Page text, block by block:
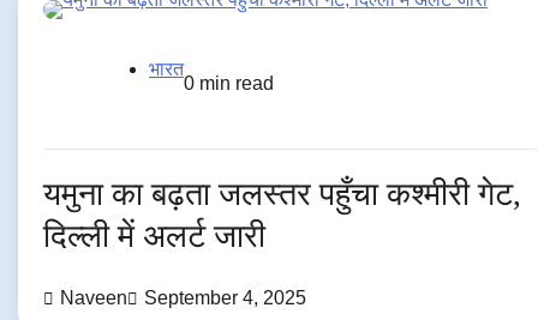
भारत
0 min read
यमुना का बढ़ता जलस्तर पहुँचा कश्मीरी गेट,
दिल्ली में अलर्ट जारी
Naveen September 4, 2025